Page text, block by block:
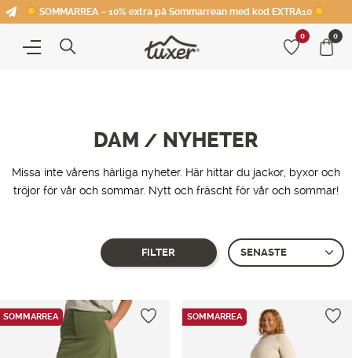
SOMMARREA – 10% extra på Sommarrean med kod EXTRA10
0 0
DAM / NYHETER
Missa inte vårens härliga nyheter. Här hittar du jackor, byxor och
tröjor för vår och sommar. Nytt och fräscht för vår och sommar!
of 20 produkter
FILTER
SOMMARREA SOMMARREA